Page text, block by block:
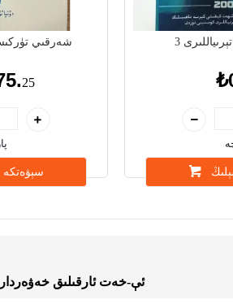
شەرقىي
25
سېۋەتكە
3
ئې-خەت ئارقىلىق